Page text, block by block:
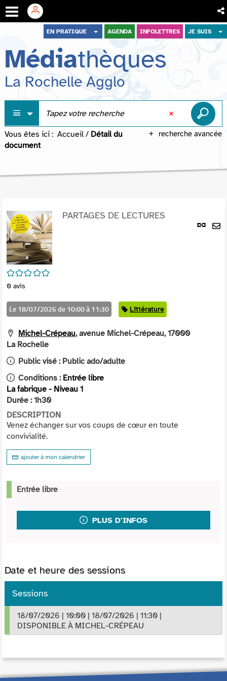
menu
contenu
recherche
EN PRATIQUE AGENDA INFOLETTRES JE SUIS
Médiathèques
La Rochelle Agglo
recherche avancée
Vous êtes ici : Accueil / Détail du
document
Lien
/5
0 avis
PARTAGES DE LECTURES
Le 18/07/2026 de 10:00 à 11:30 Catégorie
Littérature
Michel-Crépeau, avenue Michel-Crépeau, 17000
La Rochelle
Public visé : Public ado/adulte
Conditions : Entrée libre
La fabrique - Niveau 1
Durée : 1h30
DESCRIPTION
Venez échanger sur vos coups de cœur en toute
convivialité.
ajouter à mon calendrier
Entrée libre
PLUS D'INFOS
Date et heure des sessions
Sessions
18/07/2026 | 10:00 | 18/07/2026 | 11:30 |
DISPONIBLE À MICHEL-CRÉPEAU